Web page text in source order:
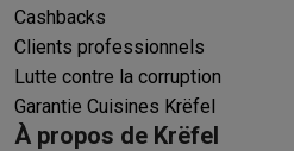
Cashbacks
Clients professionnels
Lutte contre la corruption
Garantie Cuisines Krëfel
À propos de Krëfel